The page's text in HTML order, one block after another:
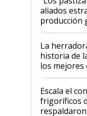
para el
foco en la
aliados
producción
la iniciativa
La
historia de
los mejores
Argentina
todavía
animales:
Escala el
frigoríficos